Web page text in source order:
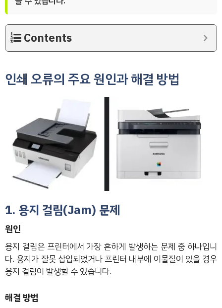
Contents
인쇄 오류의 주요 원인과 해결 방법
1. 용지 걸림(Jam) 문제
원인
용지 걸림은 프린터에서 가장 흔하게 발생하는 문제 중 하나입니
다. 용지가 잘못 삽입되었거나 프린터 내부에 이물질이 있을 경우
용지 걸림이 발생할 수 있습니다.
해결 방법